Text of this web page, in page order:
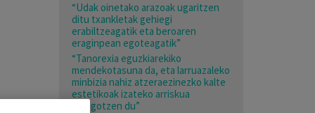
“Udak oinetako arazoak ugaritzen
ditu txankletak gehiegi
erabiltzeagatik eta beroaren
eraginpean egoteagatik”
“Tanorexia eguzkiarekiko
mendekotasuna da, eta larruazaleko
minbizia nahiz atzeraezinezko kalte
estetikoak izateko arriskua
areagotzen du”